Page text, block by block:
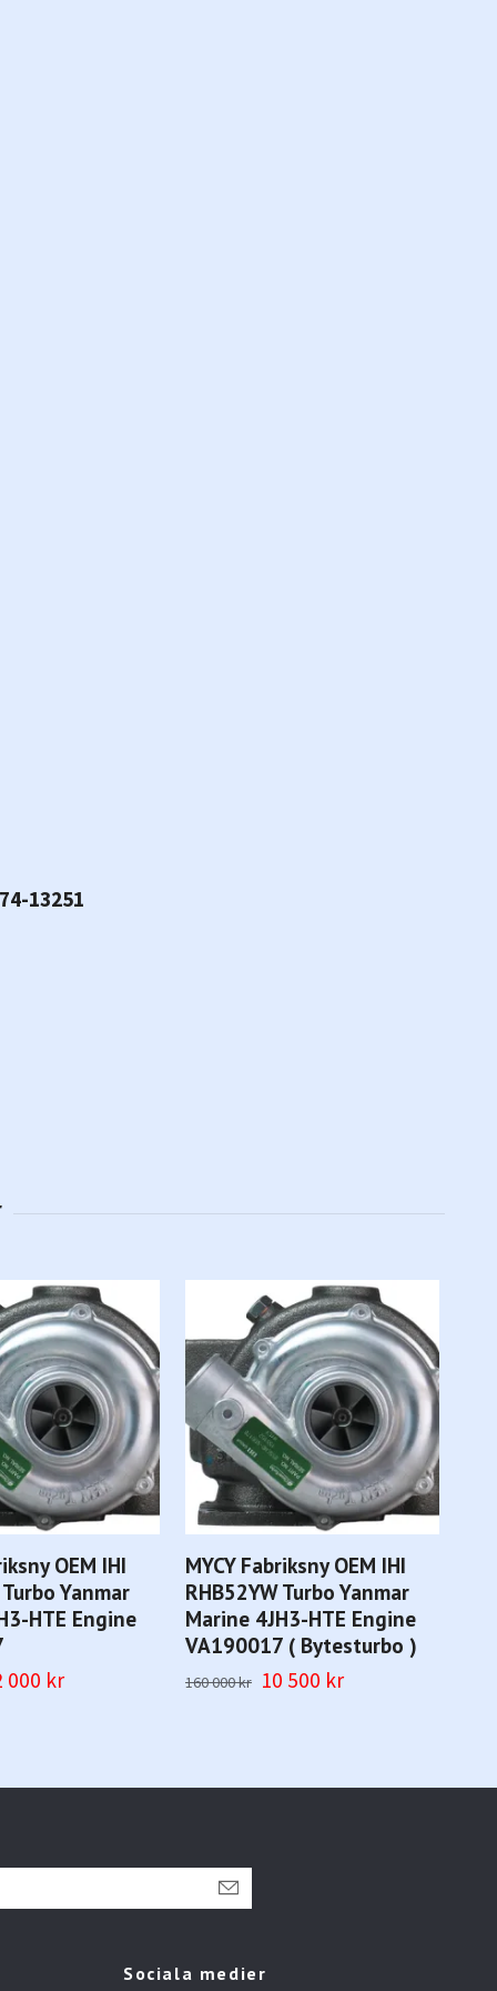
13251
OEM IHI
Yanmar
HTE Engine
000 kr
MYCY Fabriksny OEM IHI
RHB52YW Turbo Yanmar
Marine 4JH3-HTE Engine
VA190017 ( Bytesturbo )
160 000 kr 10 500 kr
Sociala medier